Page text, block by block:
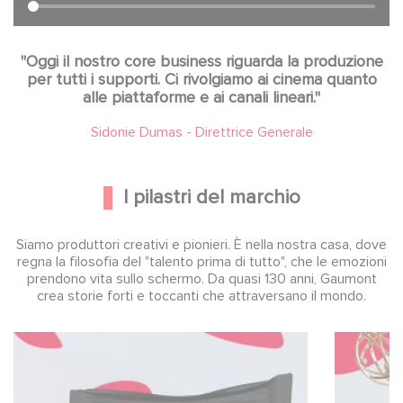
"Oggi il nostro core business riguarda la produzione
per tutti i supporti. Ci rivolgiamo ai cinema quanto
alle piattaforme e ai canali lineari."
Sidonie Dumas - Direttrice Generale
I pilastri del marchio
Siamo produttori creativi e pionieri. È nella nostra casa, dove
regna la filosofia del "talento prima di tutto", che le emozioni
prendono vita sullo schermo. Da quasi 130 anni, Gaumont
crea storie forti e toccanti che attraversano il mondo.